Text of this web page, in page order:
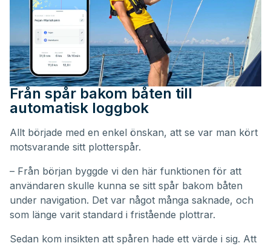
Från spår bakom båten till
automatisk loggbok
Allt började med en enkel önskan, att se var man kört
motsvarande sitt plotterspår.
– Från början byggde vi den här funktionen för att
användaren skulle kunna se sitt spår bakom båten
under navigation. Det var något många saknade, och
som länge varit standard i fristående plottrar.
Sedan kom insikten att spåren hade ett värde i sig. Att